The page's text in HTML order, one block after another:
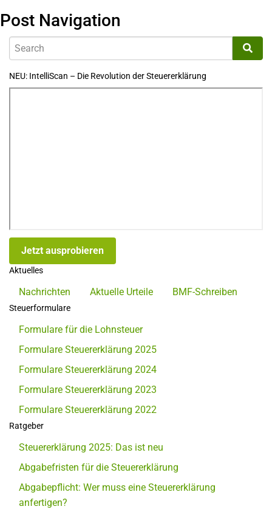
Post Navigation
NEU: IntelliScan – Die Revolution der Steuererklärung
Jetzt ausprobieren
Aktuelles
Nachrichten Aktuelle Urteile BMF-Schreiben
Steuerformulare
Formulare für die Lohnsteuer
Formulare Steuererklärung 2025
Formulare Steuererklärung 2024
Formulare Steuererklärung 2023
Formulare Steuererklärung 2022
Ratgeber
Steuererklärung 2025: Das ist neu
Abgabefristen für die Steuererklärung
Abgabepflicht: Wer muss eine Steuererklärung
anfertigen?